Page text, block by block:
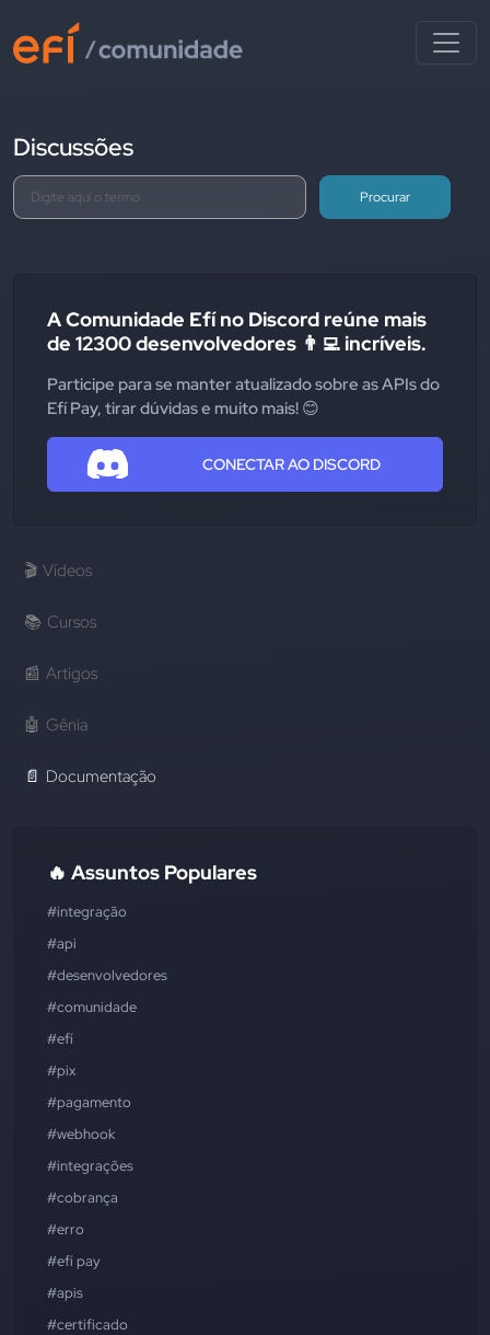
Discussões
Procurar
A Comunidade Efí no Discord reúne mais
de 12300 desenvolvedores 👨‍💻 incríveis.
Participe para se manter atualizado sobre as APIs do
Efí Pay, tirar dúvidas e muito mais! 😊
CONECTAR AO DISCORD
🎬 Vídeos
📚 Cursos
📰 Artigos
🤖 Gênia
📄 Documentação
🔥 Assuntos Populares
#integração
#api
#desenvolvedores
#comunidade
#efí
#pix
#pagamento
#webhook
#integrações
#cobrança
#erro
#efí pay
#apis
#certificado